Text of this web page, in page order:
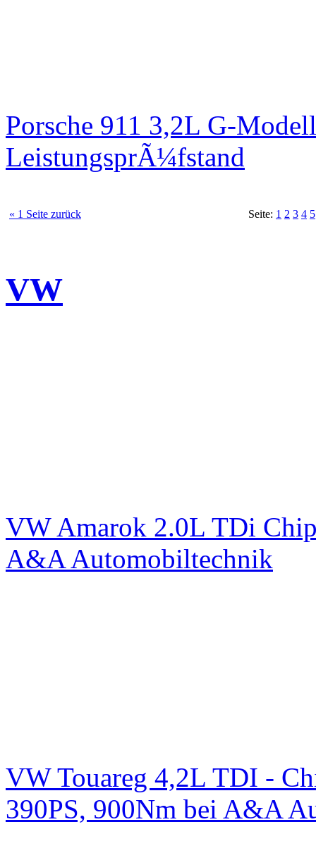
Porsche 911 3,2L G-
LeistungsprÃ¼fstand
« 1 Seite zurück Seite: 1 2 3 4 5
VW
VW Amarok 2.0L TDi
A&A Automobiltechnik
VW Touareg 4,2L TDI -
390PS, 900Nm bei A&A